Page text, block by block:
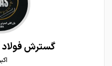
گسترش فولاد